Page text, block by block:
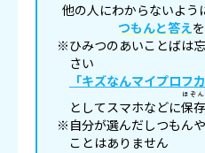
他の人にわからないよう
つもんと答え
※ひみつのあいことばは
さい
「キズなんマイプロフカ
としてスマホなどに保存
ほぞん
※自分が選んだしつもん
ことはありません